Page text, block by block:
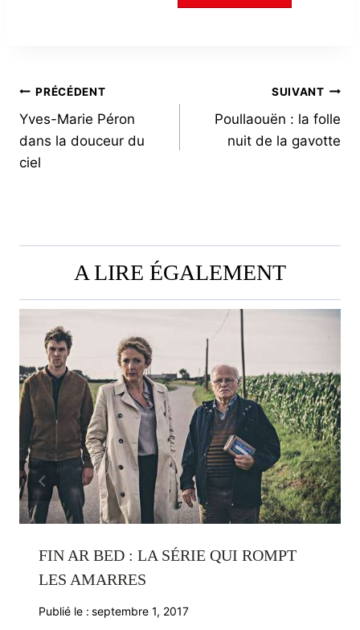
NAVIGATION
DE
L’ARTICLE
PRÉCÉDENT
Yves-Marie Péron
dans la douceur du
ciel
SUIVANT
Poullaouën : la folle
nuit de la gavotte
A LIRE ÉGALEMENT
FIN AR BED : LA SÉRIE QUI ROMPT
LES AMARRES
Publié le : septembre 1, 2017